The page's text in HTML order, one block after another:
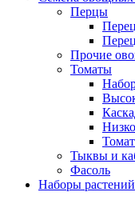
Перцы
Прочие
Томаты
Тыквы и
Фасоль
Наборы растений